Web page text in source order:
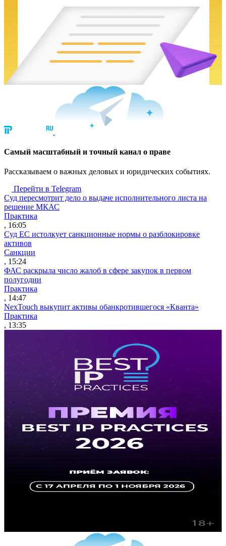
Cамый масштабный и точный канал о праве
Рассказываем о важных деловых и юридических событиях.
Перейти в Telegram
Суд пересмотрит дело о выдаче исполнительного листа на
решение МКАС
Практика
, 16:05
Суд ЕС истолкует санкционные нормы о разблокировке
активов
Санкции
, 15:24
ФАС раскрыла число жалоб в сфере закупок в первом
полугодии
Практика
, 14:47
NexTouch выкупит активы обанкротившегося «Кванта»
Практика
, 13:35